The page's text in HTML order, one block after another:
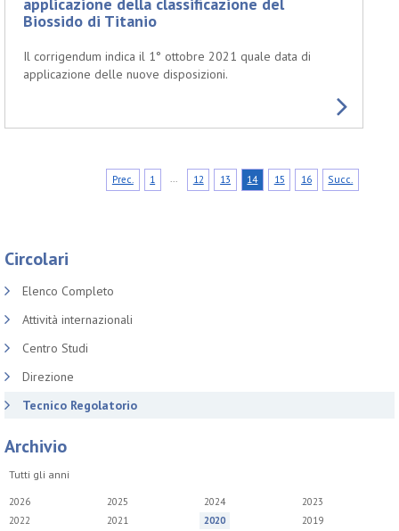
Biossido di Titanio
Il corrigendum indica il 1° ottobre 2021 quale data di
applicazione delle nuove disposizioni.
Prec. 1 ... 12 13 14 15 16 Succ.
Circolari
Elenco Completo
Attività internazionali
Centro Studi
Direzione
Tecnico Regolatorio
Archivio
Tutti gli anni
2026 2025 2024
2023
2022
2021 2020
2019